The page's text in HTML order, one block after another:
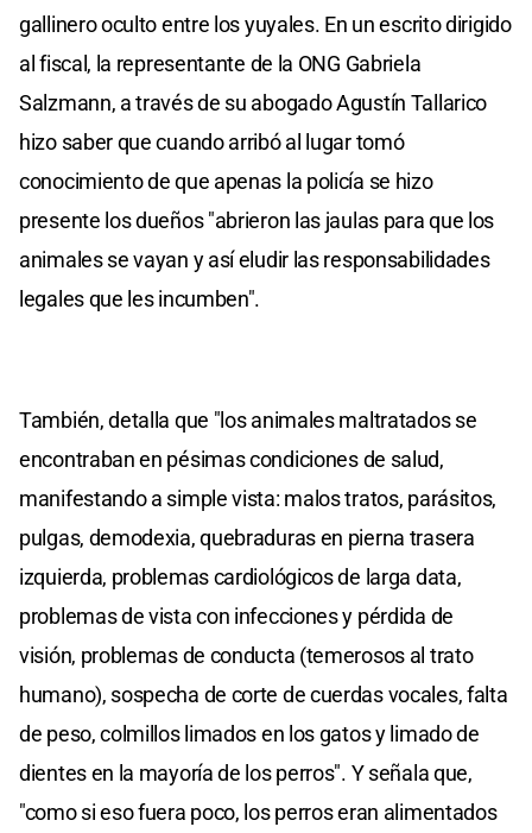
gallinero oculto entre los yuyales. En un escrito dirigido
al fiscal, la representante de la ONG Gabriela
Salzmann, a través de su abogado Agustín Tallarico
hizo saber que cuando arribó al lugar tomó
conocimiento de que apenas la policía se hizo
presente los dueños "abrieron las jaulas para que los
animales se vayan y así eludir las responsabilidades
legales que les incumben".
También, detalla que "los animales maltratados se
encontraban en pésimas condiciones de salud,
manifestando a simple vista: malos tratos, parásitos,
pulgas, demodexia, quebraduras en pierna trasera
izquierda, problemas cardiológicos de larga data,
problemas de vista con infecciones y pérdida de
visión, problemas de conducta (temerosos al trato
humano), sospecha de corte de cuerdas vocales, falta
de peso, colmillos limados en los gatos y limado de
dientes en la mayoría de los perros". Y señala que,
"como si eso fuera poco, los perros eran alimentados